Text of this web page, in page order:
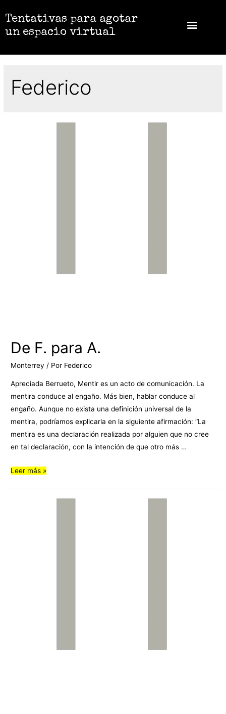
Tentativas para agotar
un espacio virtual
Federico
De F. para A.
Monterrey / Por Federico
Apreciada Berrueto, Mentir es un acto de comunicación. La
mentira conduce al engaño. Más bien, hablar conduce al
engaño. Aunque no exista una definición universal de la
mentira, podríamos explicarla en la siguiente afirmación: “La
mentira es una declaración realizada por alguien que no cree
en tal declaración, con la intención de que otro más …
Leer más »